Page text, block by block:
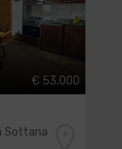
€ 53.000
Sottana